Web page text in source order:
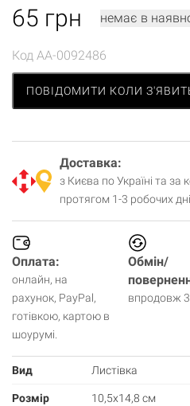
65 грн немає в
Код AA-0092486
ПОВІДОМИТИ КОЛИ
Доставка:
з Києва по Україні та за
протягом 1-3 робочих
Оплата:
онлайн, на
рахунок, PayPal,
готівкою, картою в
шоурумі.
Обмін/
впродовж
Вид Листівка
Розмір 10,5х14,8 см
Кошик